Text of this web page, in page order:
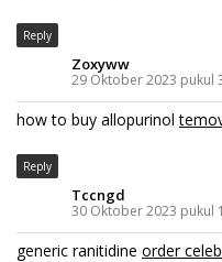
Reply
Zoxyww
29 Oktober 2023 pukul
how to buy allopurinol
Reply
Tccngd
30 Oktober 2023 pukul
generic ranitidine order